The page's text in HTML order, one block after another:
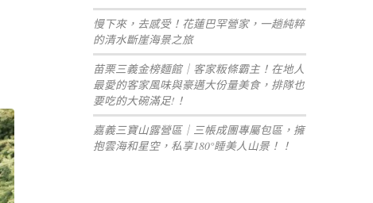
慢下來，去感受！花蓮巴罕營家，一趟純粹
的清水斷崖海景之旅
苗栗三義金榜麵館｜客家粄條霸主！在地人
最愛的客家風味與豪邁大份量美食，排隊也
要吃的大碗滿足!！
嘉義三寶山露營區｜三帳成團專屬包區，擁
抱雲海和星空，私享180°睡美人山景！！